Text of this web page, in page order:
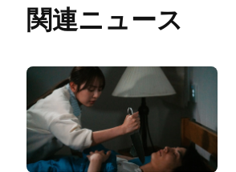
関連ニュース